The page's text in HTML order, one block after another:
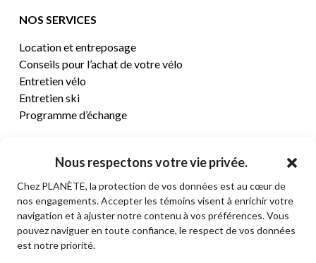
Nous respectons votre vie privée.
Chez PLANÈTE, la protection de vos données est au cœur de
nos engagements. Accepter les témoins visent à enrichir votre
navigation et à ajuster notre contenu à vos préférences. Vous
pouvez naviguer en toute confiance, le respect de vos données
est notre priorité.
NOS SERVICES
Location et entreposage
Conseils pour l’achat de votre vélo
Entretien vélo
Entretien ski
Programme d’échange
CENTRE D’AIDE
Termes et conditions de vente
Retours et remboursements
Politique de confidentialité
Contact